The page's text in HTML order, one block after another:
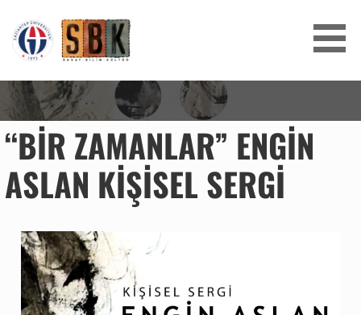
SANAT BILIM KÜLTÜR
“BİR ZAMANLAR” ENGİN
ASLAN KİŞİSEL SERGİ